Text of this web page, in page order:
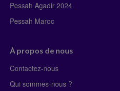
Pessah Agadir 2024
Pessah Maroc
À propos de nous
Contactez-nous
Qui sommes-nous ?